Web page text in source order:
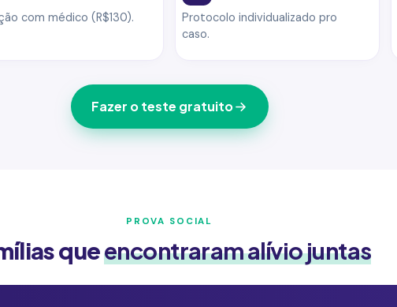
com médico (R$130).
Protocolo individualizado pro
caso.
Fazer o teste gratuito
PROVA SOCIAL
queencontraram alívio juntas